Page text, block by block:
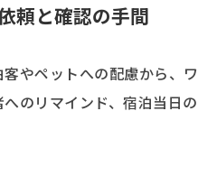
頼と確認の手間
やペットへの配慮から、
のリマインド、宿泊当日